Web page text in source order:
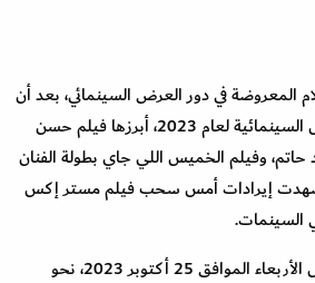
المعروضة في دور العرض السينمائي، بعد أن
أضيفت إليها أحدث الأعمال السينمائية لعام 2023، أبرزها فيلم حسن
وفيلم الخميس اللي جاي بطولة الفنان
إيرادات أمس سحب فيلم مستر إكس
السينمات.
وبلغ إجمالي الإيرادات، أمس الأربعاء الموافق 25 أكتوبر 2023، نحو